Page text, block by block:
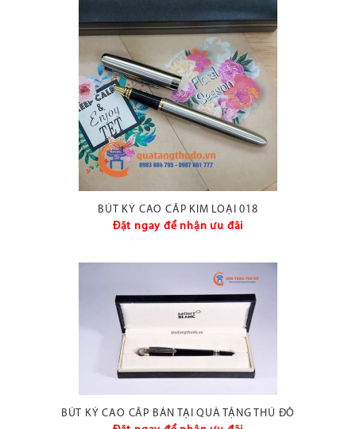
BÚT KÝ CAO CẤP KIM LOẠI 018
Đặt ngay để nhận ưu đãi
BÚT KÝ CAO CẤP BÁN TẠI QUÀ TẶNG THỦ ĐÔ